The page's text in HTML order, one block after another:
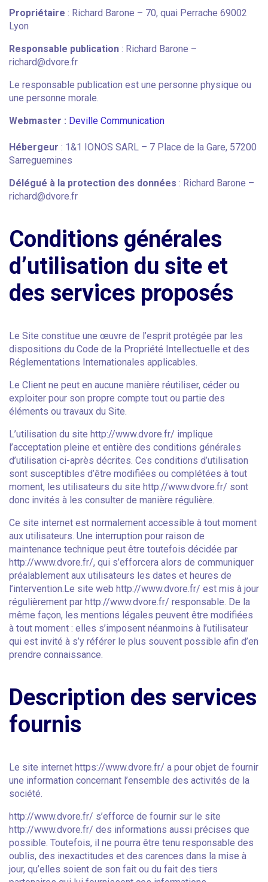
Propriétaire : Richard Barone – 70, quai Perrache 69002
Lyon
Responsable publication : Richard Barone –
richard@dvore.fr
Le responsable publication est une personne physique ou
une personne morale.
Webmaster : Deville Communication
Hébergeur : 1&1 IONOS SARL – 7 Place de la Gare, 57200
Sarreguemines
Délégué à la protection des données : Richard Barone –
richard@dvore.fr
Conditions générales
d’utilisation du site et
des services proposés
Le Site constitue une œuvre de l’esprit protégée par les
dispositions du Code de la Propriété Intellectuelle et des
Réglementations Internationales applicables.
Le Client ne peut en aucune manière réutiliser, céder ou
exploiter pour son propre compte tout ou partie des
éléments ou travaux du Site.
L’utilisation du site http://www.dvore.fr/ implique
l’acceptation pleine et entière des conditions générales
d’utilisation ci-après décrites. Ces conditions d’utilisation
sont susceptibles d’être modifiées ou complétées à tout
moment, les utilisateurs du site http://www.dvore.fr/ sont
donc invités à les consulter de manière régulière.
Ce site internet est normalement accessible à tout moment
aux utilisateurs. Une interruption pour raison de
maintenance technique peut être toutefois décidée par
http://www.dvore.fr/, qui s’efforcera alors de communiquer
préalablement aux utilisateurs les dates et heures de
l’intervention.Le site web http://www.dvore.fr/ est mis à jour
régulièrement par http://www.dvore.fr/ responsable. De la
même façon, les mentions légales peuvent être modifiées
à tout moment : elles s’imposent néanmoins à l’utilisateur
qui est invité à s’y référer le plus souvent possible afin d’en
prendre connaissance.
Description des services
fournis
Le site internet https://www.dvore.fr/ a pour objet de fournir
une information concernant l’ensemble des activités de la
société.
http://www.dvore.fr/ s’efforce de fournir sur le site
http://www.dvore.fr/ des informations aussi précises que
possible. Toutefois, il ne pourra être tenu responsable des
oublis, des inexactitudes et des carences dans la mise à
jour, qu’elles soient de son fait ou du fait des tiers